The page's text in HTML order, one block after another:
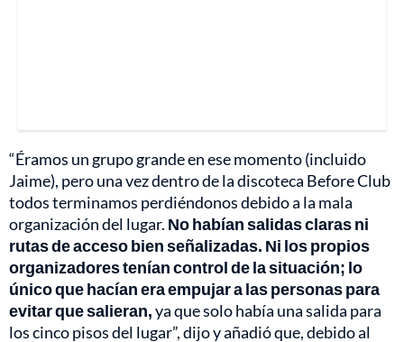
“Éramos un grupo grande en ese momento (incluido
Jaime), pero una vez dentro de la discoteca Before Club
todos terminamos perdiéndonos debido a la mala
organización del lugar. No habían salidas claras ni
rutas de acceso bien señalizadas. Ni los propios
organizadores tenían control de la situación; lo
único que hacían era empujar a las personas para
evitar que salieran,ya que solo había una salida para
los cinco pisos del lugar”, dijo y añadió que, debido al